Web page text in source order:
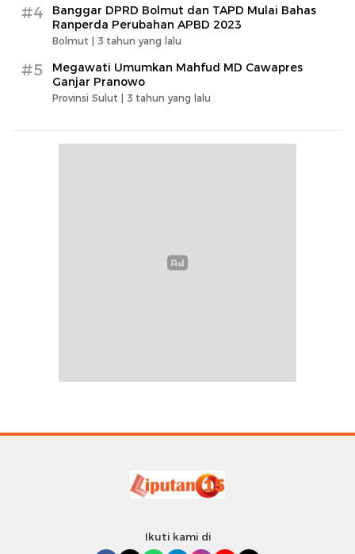
#4
Banggar DPRD Bolmut dan TAPD Mulai Bahas
Ranperda Perubahan APBD 2023
Bolmut | 3 tahun yang lalu
#5
Megawati Umumkan Mahfud MD Cawapres
Ganjar Pranowo
Provinsi Sulut | 3 tahun yang lalu
Ikuti kami di